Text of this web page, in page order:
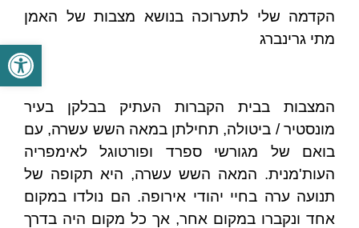
פתח
הקדמה שלי לתערוכה בנושא מצבות של האמן
מתי גרינברג
המצבות בבית הקברות העתיק בבלקן בעיר
מונסטיר / ביטולה, תחילתן במאה השש עשרה, עם
בואם של מגורשי ספרד ופורטוגל לאימפריה
העות'מנית. המאה השש עשרה, היא תקופה של
תנועה ערה בחיי יהודי אירופה. הם נולדו במקום
אחד ונקברו במקום אחר, אך כל מקום היה בדרך